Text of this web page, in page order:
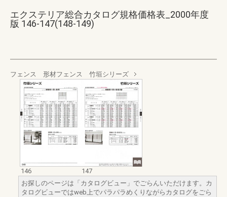
エクステリア総合カタログ規格価格表_2000年度
版 146-147(148-149)
フェンス 形材フェンス 竹垣シリーズ
146
147
お探しのページは「カタログビュー」でごらんいただけます。カ
タログビューではweb上でパラパラめくりながらカタログをごら